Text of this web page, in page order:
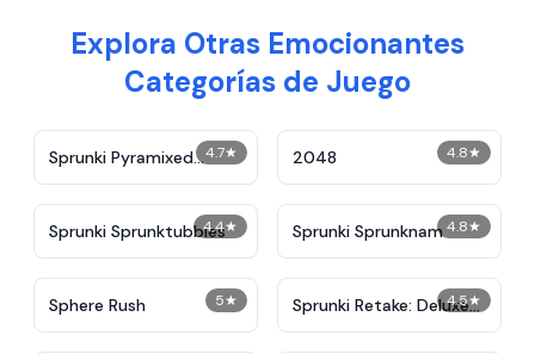
Explora Otras Emocionantes
Categorías de Juego
4.7★
Sprunki Pyramixed
Descent Story Reskin
4.8★
2048
4.4★
Sprunki Sprunktubbies 4.8★
Sprunki Sprunknam
5★
Sphere Rush 4.5★
Sprunki Retake: Deluxe
Human Edition